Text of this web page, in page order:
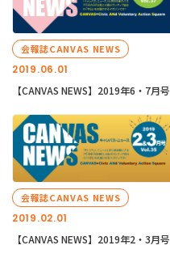
2019.06.01
会報誌CANVAS NEWS
【CANVAS NEWS】2019年6・7月号
2019.02.01
会報誌CANVAS NEWS
【CANVAS NEWS】2019年2・3月号